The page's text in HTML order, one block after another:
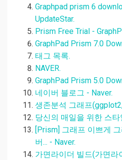
Graphpad prism 6
UpdateStar.
Prism Free Trial -
GraphPad Prism 7.0
태그 목록.
NAVER.
GraphPad Prism 5.0
네이버 블로그 - Naver.
생존분석 그래프
당신의 매일을 위한 스타
[Prism] 그래프 이쁘게
버... - Naver.
가면라이더 빌드(가면